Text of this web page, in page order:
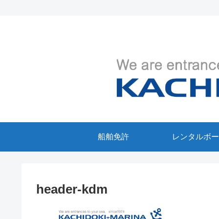
船舶免許 レンタルボ
header-kdm